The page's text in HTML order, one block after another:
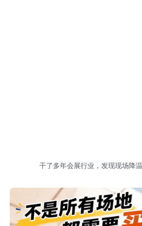
干了多年会展行业，发现现场降